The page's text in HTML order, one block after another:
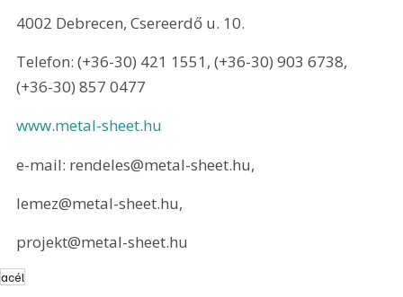
4002 Debrecen, Csereerdő u. 10.
Telefon: (+36-30) 421 1551, (+36-30) 903 6738,
(+36-30) 857 0477
www.metal-sheet.hu
e-mail: rendeles@metal-sheet.hu,
lemez@metal-sheet.hu,
projekt@metal-sheet.hu
acél